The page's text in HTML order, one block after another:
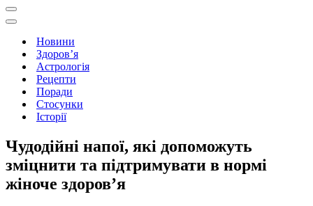
Меню
навігації
Меню
навігаціїНовини
Здоров’я
Астрологія
Рецепти
Поради
Стосунки
Історії
Чудодійні напої, які допоможуть
зміцнити та підтримувати в нормі
жіноче здоров’я